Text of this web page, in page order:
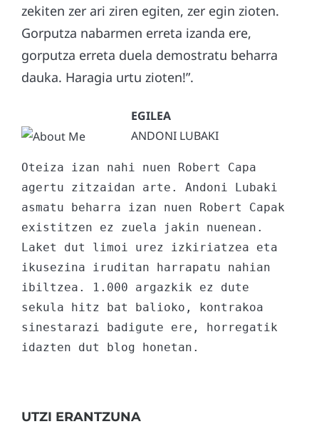
zekiten zer ari ziren egiten, zer egin zioten.
Gorputza nabarmen erreta izanda ere,
gorputza erreta duela demostratu beharra
dauka. Haragia urtu zioten!”.
ANDONI LUBAKI
Oteiza izan nahi nuen Robert Capa
agertu zitzaidan arte. Andoni Lubaki
asmatu beharra izan nuen Robert Capak
existitzen ez zuela jakin nuenean.
Laket dut limoi urez izkiriatzea eta
ikusezina iruditan harrapatu nahian
ibiltzea. 1.000 argazkik ez dute
sekula hitz bat balioko, kontrakoa
sinestarazi badigute ere, horregatik
idazten dut blog honetan.
UTZI ERANTZUNA